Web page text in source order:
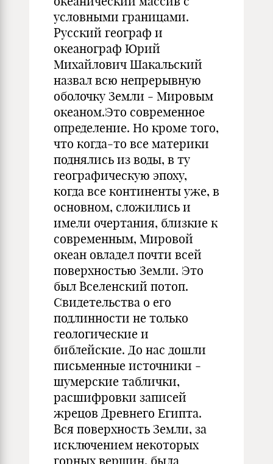
условными границами.
Русский географ и
океанограф Юрий
Михайлович Шакальский
назвал всю непрерывную
оболочку Земли - Мировым
океаном.Это современное
определение. Но кроме того,
что когда-то все материки
поднялись из воды, в ту
географическую эпоху,
когда все континенты уже, в
основном, сложились и
имели очертания, близкие к
современным, Мировой
океан овладел почти всей
поверхностью Земли. Это
был Вселенский потоп.
Свидетельства о его
подлинности не только
геологические и
библейские. До нас дошли
письменные источники -
шумерские таблички,
расшифровки записей
жрецов Древнего Египта.
Вся поверхность Земли, за
исключением некоторых
горных вершин, была